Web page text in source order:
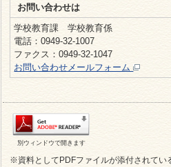
お問い合わせは
学校教育課 学校教育係
電話：0949-32-1007
ファクス：0949-32-1047
お問い合わせメールフォーム
別ウィンドウで開きます
※資料としてPDFファイルが添付されてい